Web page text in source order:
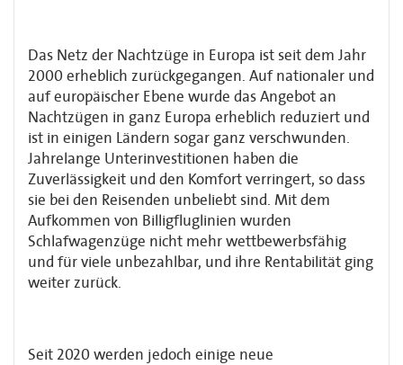
Das Netz der Nachtzüge in Europa ist seit dem Jahr
2000 erheblich zurückgegangen. Auf nationaler und
auf europäischer Ebene wurde das Angebot an
Nachtzügen in ganz Europa erheblich reduziert und
ist in einigen Ländern sogar ganz verschwunden.
Jahrelange Unterinvestitionen haben die
Zuverlässigkeit und den Komfort verringert, so dass
sie bei den Reisenden unbeliebt sind. Mit dem
Aufkommen von Billigfluglinien wurden
Schlafwagenzüge nicht mehr wettbewerbsfähig
und für viele unbezahlbar, und ihre Rentabilität ging
weiter zurück.
Seit 2020 werden jedoch einige neue